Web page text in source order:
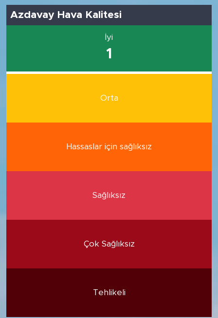
Azdavay Hava Kalitesi
İyi
1
Orta
Hassaslar için sağlıksız
Sağlıksız
Çok Sağlıksız
Tehlikeli